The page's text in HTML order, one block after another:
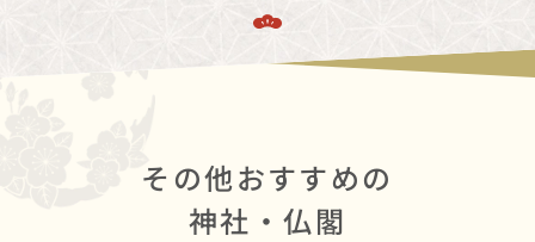
その他おすすめの
神社・仏閣